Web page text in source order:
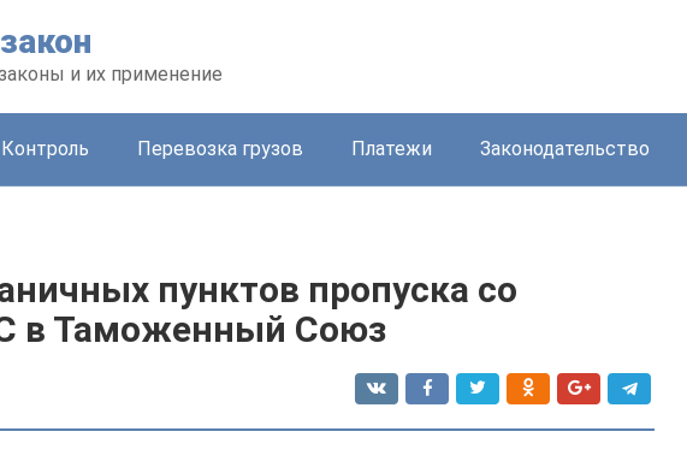
и их применение
Контроль Перевозка грузов Платежи Законодательство
пунктов пропуска со
в Таможенный Союз